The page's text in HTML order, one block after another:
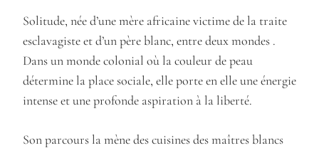
Solitude, née d’une mère africaine victime de la traite
esclavagiste et d’un père blanc, entre deux mondes .
Dans un monde colonial où la couleur de peau
détermine la place sociale, elle porte en elle une énergie
intense et une profonde aspiration à la liberté.
Son parcours la mène des cuisines des maîtres blancs